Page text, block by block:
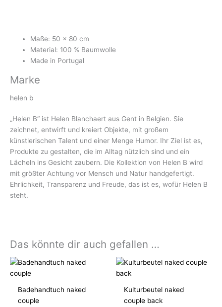
Maße: 50 x 80 cm
Material: 100 % Baumwolle
Made in Portugal
Marke
helen b
„Helen B“ ist Helen Blanchaert aus Gent in Belgien. Sie
zeichnet, entwirft und kreiert Objekte, mit großem
künstlerischen Talent und einer Menge Humor. Ihr Ziel ist es,
Produkte zu gestalten, die im Alltag nützlich sind und ein
Lächeln ins Gesicht zaubern. Die Kollektion von Helen B wird
mit größter Achtung vor Mensch und Natur handgefertigt.
Ehrlichkeit, Transparenz und Freude, das ist es, wofür Helen B
steht.
Das könnte dir auch gefallen …
Badehandtuch naked
couple
Kulturbeutel naked
couple back